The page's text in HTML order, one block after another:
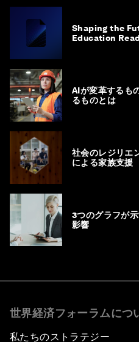
Shaping the
Education
AIが変革するも
るものとは
社会のレジリエ
による家族支援
3つのグラフが
影響
世界経済フォーラムにつ
私たちのストラテジー